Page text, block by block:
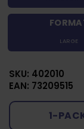
LARGE
SKU: 402010
EAN: 73209515
1-